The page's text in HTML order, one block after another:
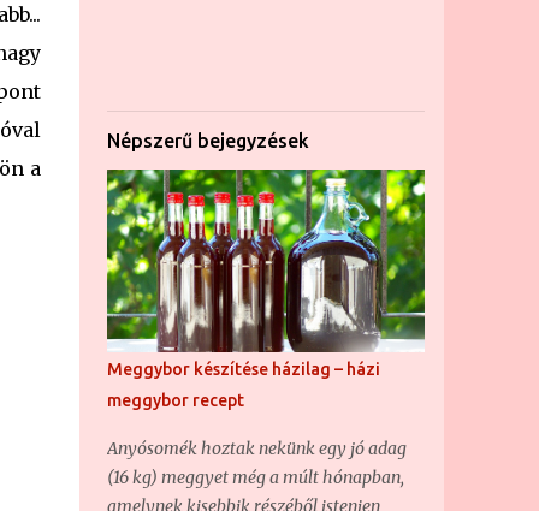
a
Népszerű bejegyzések
Meggybor készítése házilag – házi
meggybor recept
Anyósomék hoztak nekünk egy jó adag
(16 kg) meggyet még a múlt hónapban,
amelynek kisebbik részéből istenien